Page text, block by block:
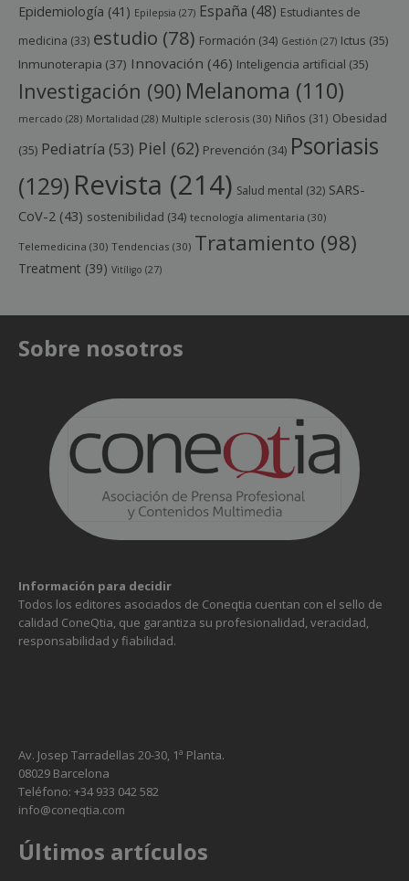
Epidemiología (41) Epilepsia (27) España (48) Estudiantes de
medicina (33) estudio (78) Formación (34) Gestión (27) Ictus (35)
Inmunoterapia (37) Innovación (46) Inteligencia artificial (35)
Investigación (90) Melanoma (110)
mercado (28) Mortalidad (28) Multiple sclerosis (30) Niños (31) Obesidad
(35) Pediatría (53) Piel (62) Prevención (34) Psoriasis
(129) Revista (214) Salud mental (32) SARS-
CoV-2 (43) sostenibilidad (34) tecnología alimentaria (30)
Telemedicina (30) Tendencias (30) Tratamiento (98)
Treatment (39) Vitíligo (27)
Sobre nosotros
Información para decidir
Todos los editores asociados de Coneqtia cuentan con el sello de
calidad ConeQtia, que garantiza su profesionalidad, veracidad,
responsabilidad y fiabilidad.
Av. Josep Tarradellas 20-30, 1ª Planta.
08029 Barcelona
Teléfono: +34 933 042 582
info@coneqtia.com
Últimos artículos